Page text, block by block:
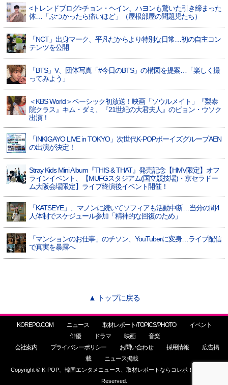
<トレンドブログ>チョン・ヘイン、ハヨンも驚いた引き締まった
体…「ぶつかったら痛いほど」（屋根部屋の問題児たち）
「NCT」出身マーク、平凡だからより特別な日常…初の自主コン
テンツを公開
「BTS」V、団体写真「#今日のBTS」の構図を提案…「楽しく撮
ってみよう」
＜KBS World＞ベーシック初放送！映画「ソウルメイト」『梨泰
院クラス』キム・ダミ、『21世紀の大君夫人』のピョン・ウソク
出演！
「INKIGAYO LIVE in TOKYO」次世代K-POPボーイズグループAEN
の出演が決定！
Stray Kids Mini Album『THIS & THAT』発売記念【HMV限定】オフ
ラインイベント、【MUFGスタジアム(国立競技場)・京セラドー
ム大阪会場限定】ライブ終演後イベント開催！
「KATSEYE」、マノンに続いてソフィアも活動中断…当分の間4
人体制でスケジュール参加「精神的な回復のため」
「マンションのお仕事」のチソン、YouTuberに変身…ライブ配信
で真実を暴露へ
▲ トップに戻る
KOREPO.COM ニュース 取材レポート/TOPICS/PHOTO
イベント
俳優
ドラマ 映画
音楽
会社案内
プライバシーポリシー お問い合わせ 採用情報
広告掲
載
ニュース掲載
Copyright © K-POP、韓国エンタメニュース、取材レポートならコレポ！ All Rights
Reserved.